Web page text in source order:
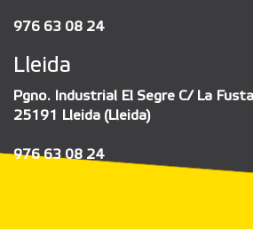
976 63 08 24
Lleida
Pgno. Industrial El Segre C/ La
25191 Lleida (Lleida)
976 63 08 24